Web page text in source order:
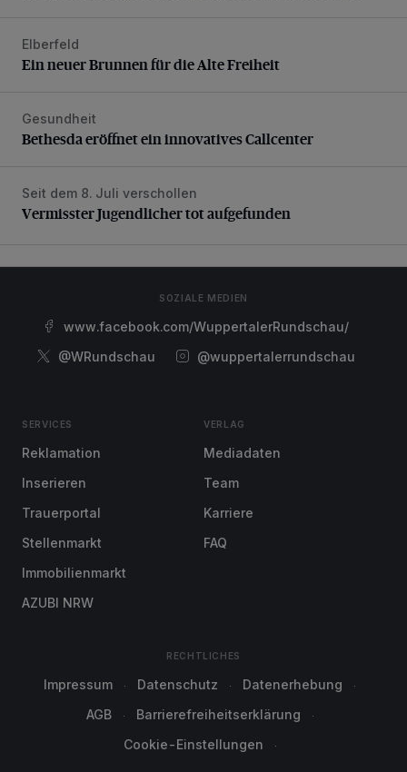
Ein neuer Brunnen für die Alte Freiheit
Elberfeld
Ein neuer Brunnen für die Alte Freiheit
Bethesda eröffnet ein innovatives Callcenter
Gesundheit
Bethesda eröffnet ein innovatives Callcenter
Vermisster Jugendlicher tot aufgefunden
Seit dem 8. Juli verschollen
Vermisster Jugendlicher tot aufgefunden
SOZIALE MEDIEN
www.facebook.com/WuppertalerRundschau/
@WRundschau
@wuppertalerrundschau
SERVICES
Reklamation
Inserieren
Trauerportal
Stellenmarkt
Immobilienmarkt
AZUBI NRW
VERLAG
Mediadaten
Team
Karriere
FAQ
RECHTLICHES
Impressum Datenschutz
Datenerhebung
AGB
Barrierefreiheitserklärung
Cookie-Einstellungen